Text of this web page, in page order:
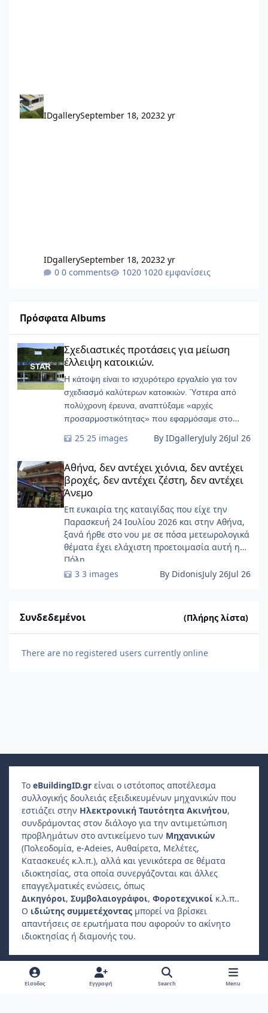
IDgallerySeptember 18, 20232 yr
IDgallerySeptember 18, 20232 yr
0 comments
1020 εμφανίσεις
Πρόσφατα Albums
Σχεδιαστικές προτάσεις για μείωση έλλειψη κατοικιών.
Σχεδιαστικές προτάσεις για μείωση
έλλειψη κατοικιών.
Η κάτοψη είναι το ισχυρότερο εργαλείο για τον
σχεδιασμό καλύτερων κατοικιών. Ύστερα από
πολύχρονη έρευνα, αναπτύξαμε «αρχές
προσαρμοστικότητας» που εφαρμόσαμε στο
25 images By IDgalleryJuly 26Jul 26
Αθήνα, δεν αντέχει χιόνια, δεν αντέχει
βροχές, δεν αντέχει ζέστη, δεν αντέχει
Άνεμο
Επ ευκαιρία της καταιγίδας που είχε την
Παρασκευή 24 Ιουλίου 2026 και στην Αθήνα,
ξανά ήρθε στο νου με σε πόσα μετεωρολογικά
θέματα έχει ελάχιστη προετοιμασία αυτή η
Πόλη ......
3 images
By DidonisJuly 26Jul 26
Συνδεδεμένοι (Πλήρης λίστα)
There are no registered users currently online
Το eBuildingID.gr είναι ο ιστότοπος αποτέλεσμα
συλλογικής δουλειάς εξειδικευμένων μηχανικών που
εστιάζει στην Ηλεκτρονική Ταυτότητα Ακινήτου,
συνδράμοντας στον διάλογο για την αντιμετώπιση
προβλημάτων στο αντικείμενο των Μηχανικών
(Πολεοδομία, e-Adeies, Αυθαίρετα, Μελέτες,
Κατασκευές κ.λ.π.), αλλά και γενικότερα σε θέματα
ιδιοκτησίας, στα οποία συνεργάζονται και άλλες
επαγγελματικές ενώσεις, όπως
Δικηγόροι, Συμβολαιογράφοι, Φοροτεχνικοί κ.λ.π..
Ο ιδιώτης συμμετέχοντας μπορεί να βρίσκει
απαντήσεις σε ερωτήματα που αφορούν το ακίνητο
ιδιοκτησίας ή διαμονής του.
Light ModeDark ModeSystem Preference
f
Είσοδος Εγγραφή Search Menu